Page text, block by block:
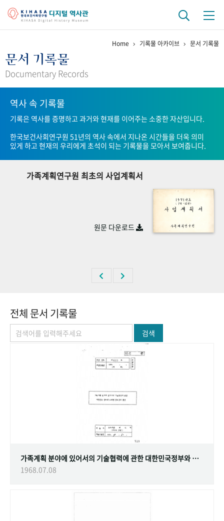
걸어온 길 기관 변천사
연구 역사
정책과 연구 키워드로 보는 연구 역사
연구자들
기록물 아카이브
사진 아카이브 문서 기록물 행정박물
숫자로 보는 50년 50+1주년 광장
Home 기록물 아카이브 문서 기록물
문서 기록물
Documentary Records
역사 속 기록물
기록은 역사를 증명하고 과거와 현재를 이어주는 소중한 자산입니다.
한국보건사회연구원 51년의 역사 속에서 지나온 시간들을 더욱 의미
있게 하고 현재의 우리에게 초석이 되는 기록물을 모아서 보여줍니다.
가족계획연구원 최초의 사업계획서
원문 다운로드
전체 문서 기록물
검색
가족계획 분야에 있어서의 기술협력에 관한 대한민국정부와 스웨덴 정부간의 협정
1968.07.08